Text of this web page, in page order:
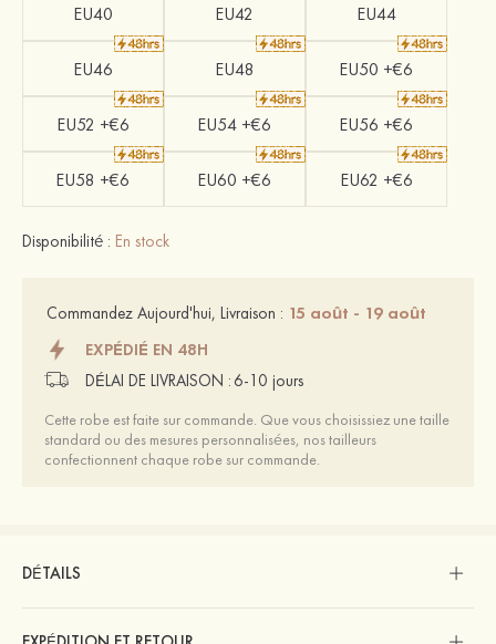
EU40 EU42 EU44
EU46 EU48 EU50 +€6
EU52 +€6 EU54 +€6 EU56 +€6
EU58 +€6 EU60 +€6 EU62 +€6
Disponibilité : En stock
Commandez Aujourd'hui, Livraison : 15 août - 19 août
EXPÉDIÉ EN 48H
DÉLAI DE LIVRAISON : 6-10 jours
Cette robe est faite sur commande. Que vous choisissiez une taille
standard ou des mesures personnalisées, nos tailleurs
confectionnent chaque robe sur commande.
DÉTAILS